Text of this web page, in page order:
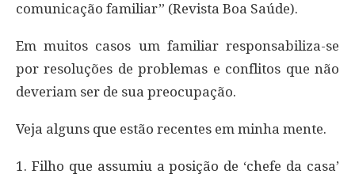
comunicação familiar” (Revista Boa Saúde).
Em muitos casos um familiar responsabiliza-se
por resoluções de problemas e conflitos que não
deveriam ser de sua preocupação.
Veja alguns que estão recentes em minha mente.
1. Filho que assumiu a posição de ‘chefe da casa’